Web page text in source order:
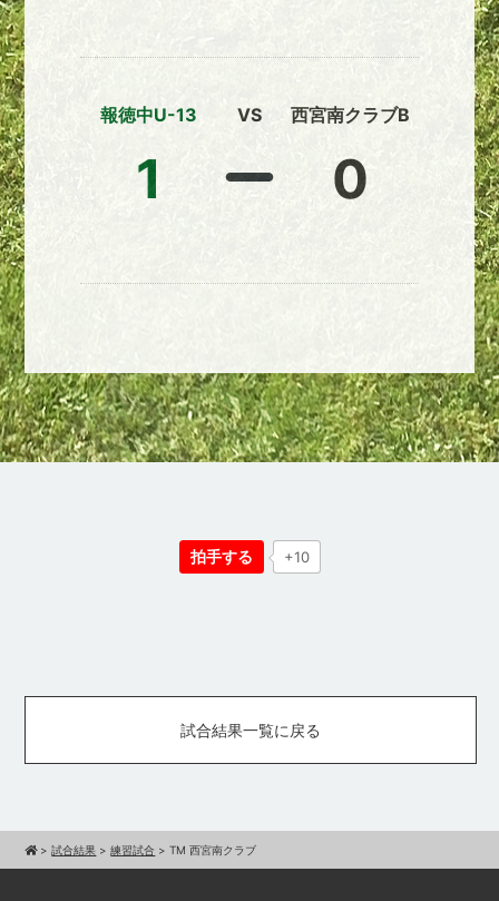
報徳中U-13
1
VS 西宮南クラブB
0
拍手する +10
試合結果一覧に戻る
>試合結果 >練習試合 >TM 西宮南クラブ